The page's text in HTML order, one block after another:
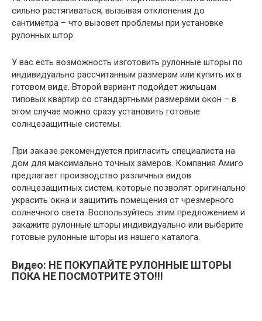
сильно растягиваться, вызывая отклонения до
сантиметра – что вызовет проблемы при установке
рулонных штор.
У вас есть возможность изготовить рулонные шторы по
индивидуально рассчитанным размерам или купить их в
готовом виде. Второй вариант подойдет жильцам
типовых квартир со стандартными размерами окон – в
этом случае можно сразу установить готовые
солнцезащитные системы.
При заказе рекомендуется пригласить специалиста на
дом для максимально точных замеров. Компания Амиго
предлагает производство различных видов
солнцезащитных систем, которые позволят оригинально
украсить окна и защитить помещения от чрезмерного
солнечного света. Воспользуйтесь этим предложением и
закажите рулонные шторы индивидуально или выберите
готовые рулонные шторы из нашего каталога.
Видео: НЕ ПОКУПАЙТЕ РУЛОННЫЕ ШТОРЫ
ПОКА НЕ ПОСМОТРИТЕ ЭТО!!!